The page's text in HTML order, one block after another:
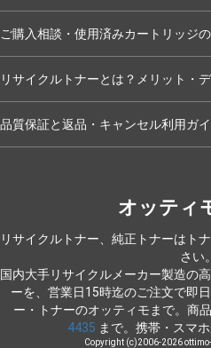
ご購入相談・使用済みカートリッジ
リサイクルトナーとは？メリット・
品質保証と返品・キャンセル利用ガ
オッティ
リサイクルトナー、純正トナーはト
さい。
国内大手リサイクルメーカー製造の
ーを、営業日15時迄のご注文で即日
ー・トナーのオッティモまで。商
4435 まで。携帯・スマ
Copyright (c)2006-2026